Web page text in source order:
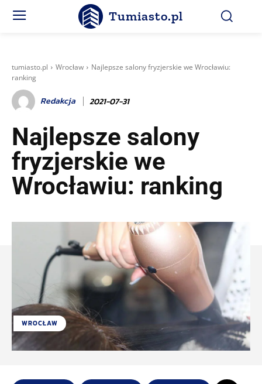
Tumiasto.pl
tumiasto.pl Wrocław
Najlepsze salony fryzjerskie we Wrocławiu:
ranking
Redakcja 2021-07-31
Najlepsze salony
fryzjerskie we
Wrocławiu: ranking
WROCŁAW